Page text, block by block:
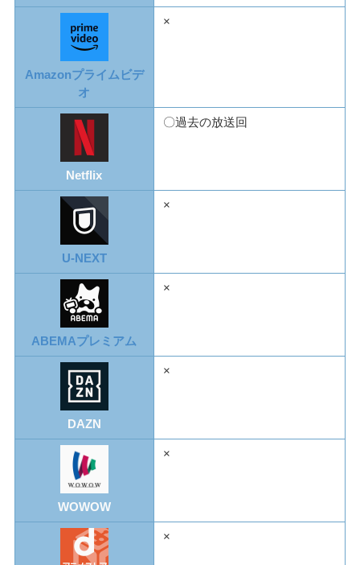
Amazonプライムビデ
オ
×
Netflix
〇過去の放送回
U-NEXT
×
ABEMAプレミアム
×
DAZN
×
WOWOW
×
×